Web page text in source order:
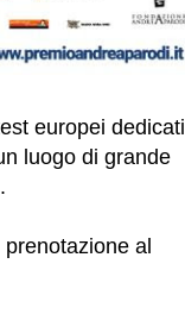
europei dedicati
luogo di grande
.
al